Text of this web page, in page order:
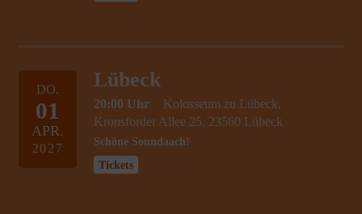
DO.
01
APR.
2027
Lübeck
20:00 Uhr
Kolosseum zu Lübeck,
Kronsforder Allee 25, 23560 Lübeck
Schöne Sonndaach!
Tickets